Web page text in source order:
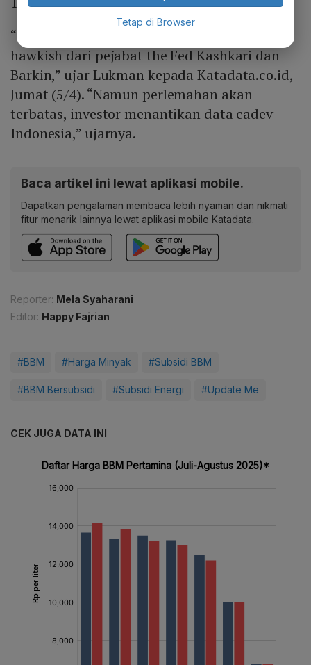
“Dolar AS rebound setelah pernyataan
hawkish dari pejabat the Fed Kashkari dan
Barkin,” ujar Lukman kepada Katadata.co.id,
Jumat (5/4). “Namun perlemahan akan
terbatas, investor menantikan data cadev
Indonesia,” ujarnya.
Baca artikel ini lewat aplikasi mobile.
Dapatkan pengalaman membaca lebih nyaman dan nikmati
fitur menarik lainnya lewat aplikasi mobile Katadata.
Reporter: Mela Syaharani
Editor: Happy Fajrian
#BBM #Harga Minyak #Subsidi BBM
#BBM Bersubsidi #Subsidi Energi #Update Me
CEK JUGA DATA INI
Tetap di Browser